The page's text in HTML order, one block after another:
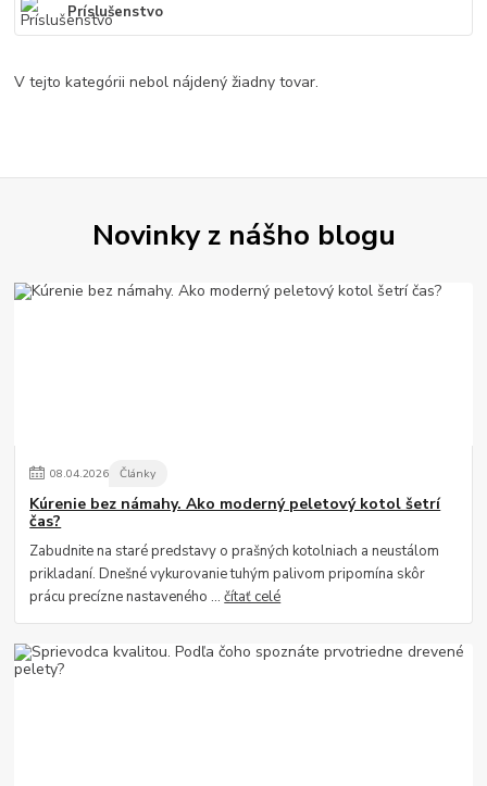
Príslušenstvo
V tejto kategórii nebol nájdený žiadny tovar.
Novinky z nášho blogu
08.04.2026 Články
Kúrenie bez námahy. Ako moderný peletový kotol šetrí
čas?
Zabudnite na staré predstavy o prašných kotolniach a neustálom
prikladaní. Dnešné vykurovanie tuhým palivom pripomína skôr
prácu precízne nastaveného ...čítať celé